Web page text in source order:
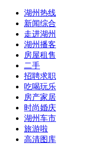
湖州热线
新闻综合
走进湖州
湖州播客
房屋租售
二手
招聘求职
吃喝玩乐
房产家居
时尚婚庆
湖州车市
旅游啦
高清图库